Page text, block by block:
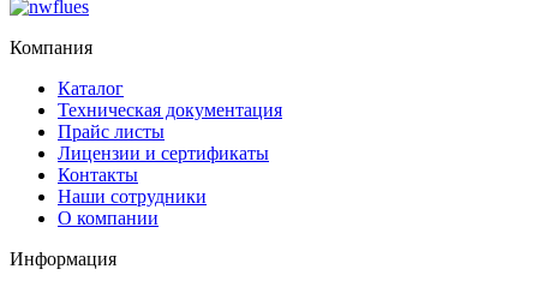
Компания
Каталог
Техническая документация
Прайс листы
Лицензии и сертификаты
Контакты
Наши сотрудники
О компании
Информация